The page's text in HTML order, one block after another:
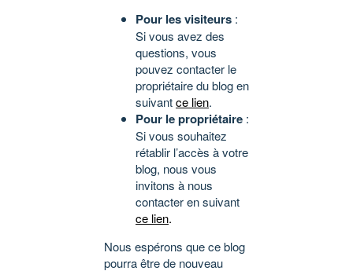
Pour les visiteurs :
Si vous avez des
questions, vous
pouvez contacter le
propriétaire du blog en
suivantce lien.
Pour le propriétaire :
Si vous souhaitez
rétablir l’accès à votre
blog, nous vous
invitons à nous
contacter en suivant
ce lien.
Nous espérons que ce blog
pourra être de nouveau